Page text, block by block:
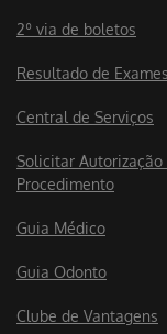
2º via de boletos
Resultado de Exames
Central de Serviços
Solicitar Autorização
Procedimento
Guia Médico
Guia Odonto
Clube de Vantagens